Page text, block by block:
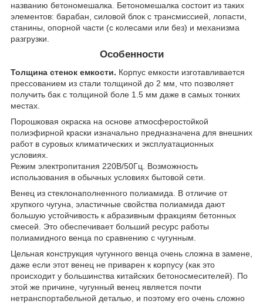
названию бетономешалка. Бетономешалка состоит из таких
элементов: барабан, силовой блок с трансмиссией, лопасти,
станины, опорной части (с колесами или без) и механизма
разгрузки.
Особенности
Толщина стенок емкости. Корпус емкости изготавливается
прессованием из стали толщиной до 2 мм, что позволяет
получить бак с толщиной боле 1.5 мм даже в самых тонких
местах.
Порошковая окраска на основе атмосферостойкой
полиэфирной краски изначально предназначена для внешних
работ в суровых климатических и эксплуатационных
условиях.
Режим электропитания 220В/50Гц. Возможность
использования в обычных условиях бытовой сети.
Венец из стеклонаполненного полиамида. В отличие от
хрупкого чугуна, эластичные свойства полиамида дают
большую устойчивость к абразивным фракциям бетонных
смесей. Это обеспечивает больший ресурс работы
полиамидного венца по сравнению с чугунным.
Цельная конструкция чугунного венца очень сложна в замене,
даже если этот венец не приварен к корпусу (как это
происходит у большинства китайских бетоносмесителей). По
этой же причине, чугунный венец является почти
нетранспортабельной деталью, и поэтому его очень сложно